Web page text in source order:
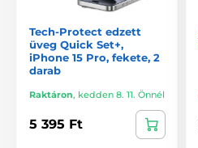
Tech-Protect edzett
üveg Quick Set+,
iPhone 15 Pro, fekete, 2
darab
Raktáron, kedden 8. 11. Önnél
5 395 Ft